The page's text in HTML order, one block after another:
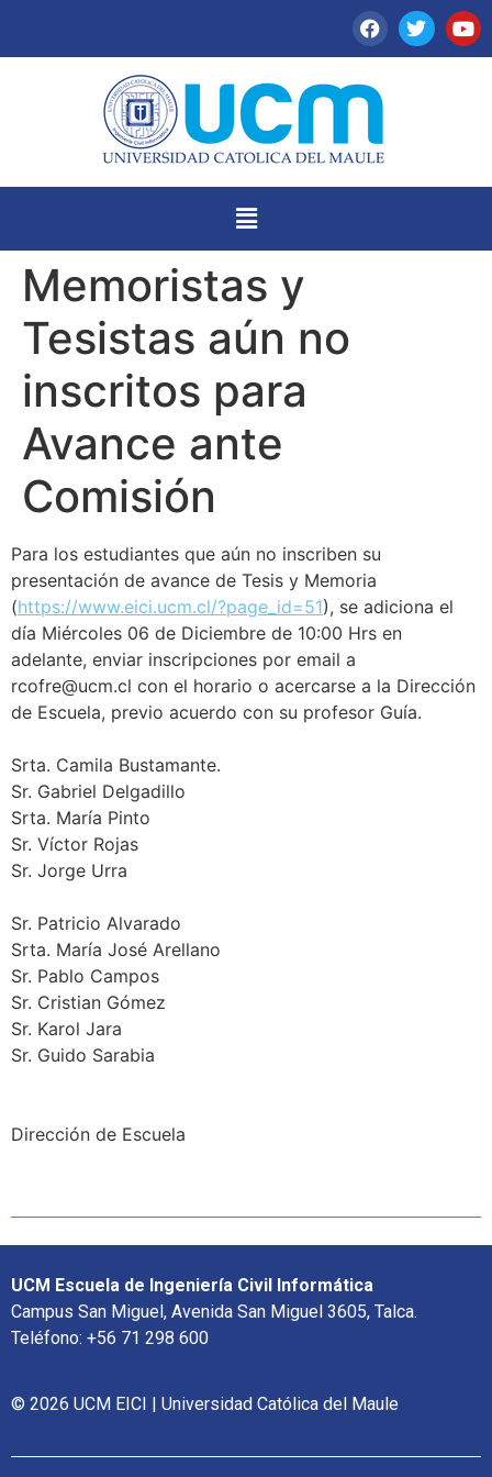
Memoristas y
Tesistas aún no
inscritos para
Avance ante
Comisión
Para los estudiantes que aún no inscriben su
presentación de avance de Tesis y Memoria
(https://www.eici.ucm.cl/?page_id=51), se adiciona el
día Miércoles 06 de Diciembre de 10:00 Hrs en
adelante, enviar inscripciones por email a
rcofre@ucm.cl con el horario o acercarse a la Dirección
de Escuela, previo acuerdo con su profesor Guía.
Srta. Camila Bustamante.
Sr. Gabriel Delgadillo
Srta. María Pinto
Sr. Víctor Rojas
Sr. Jorge Urra
Sr. Patricio Alvarado
Srta. María José Arellano
Sr. Pablo Campos
Sr. Cristian Gómez
Sr. Karol Jara
Sr. Guido Sarabia
Dirección de Escuela
UCM Escuela de Ingeniería Civil Informática
Campus San Miguel, Avenida San Miguel 3605, Talca.
Teléfono: +56 71 298 600
© 2026 UCM EICI | Universidad Católica del Maule